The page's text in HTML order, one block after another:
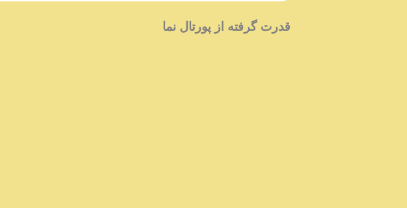
قدرت گرفته از پورتال نما